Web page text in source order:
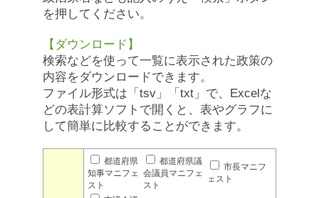
を押してください。
【ダウンロード】
検索などを使って一覧に表示された政策の
内容をダウンロードできます。
ファイル形式は「tsv」「txt」で、Excelな
どの表計算ソフトで開くと、表やグラフに
して簡単に比較することができます。
都道府県
知事マニフェ
スト
都道府県議
会議員マニフェ
スト
市長マニフ
ェスト